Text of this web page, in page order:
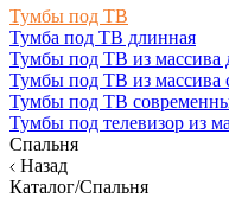
Тумбы под ТВ
Тумба под ТВ длинная
Тумбы под ТВ из массива
Тумбы под ТВ из массива
Тумбы под ТВ
Тумбы под телевизор из
Спальня
Назад
Каталог/Спальня